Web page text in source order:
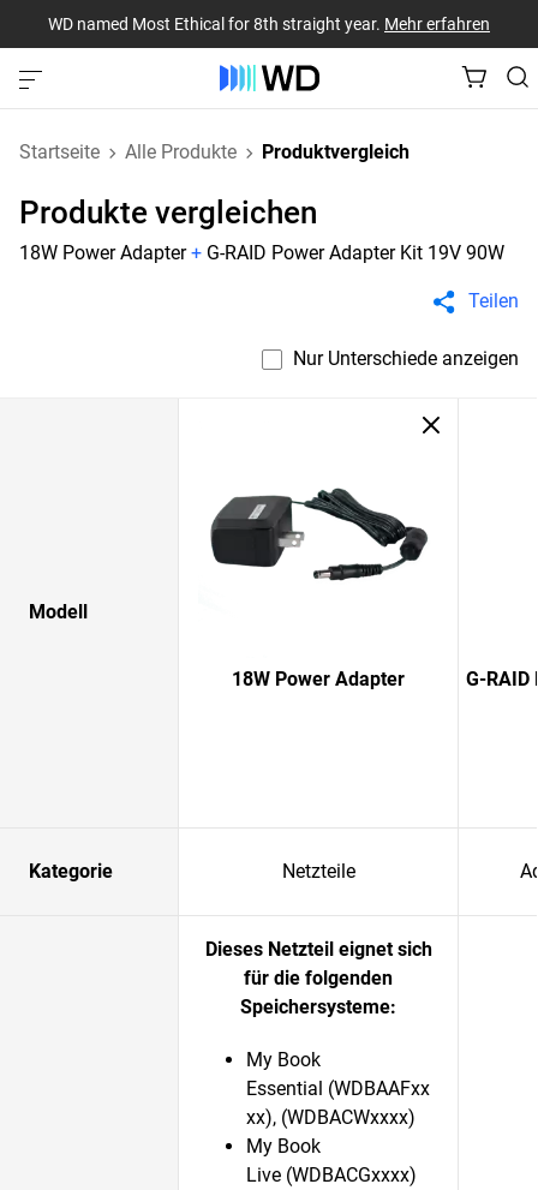
WD named Most Ethical for 8th straight year. Mehr erfahren
Startseite Alle Produkte Produktvergleich
Produkte vergleichen
18W Power Adapter+ G-RAID Power Adapter Kit 19V 90W
Teilen
Nur Unterschiede anzeigen
Modell
18W Power Adapter G-RAID
Kategorie Netzteile
Dieses Netzteil eignet sich
für die folgenden
Speichersysteme:
My Book
Essential (WDBAAFxx
xx), (WDBACWxxxx)
My Book
Live (WDBACGxxxx)